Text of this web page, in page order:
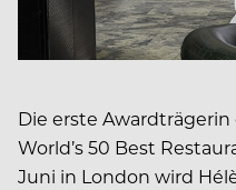
Die erste Awardträgerin
World’s 50 Best
Juni in London wird